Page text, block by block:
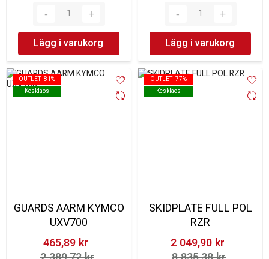
Lägg i varukorg Lägg i varukorg
OUTLET -81%
Kesklaos
OUTLET -81%
Kesklaos
GUARDS AARM KYMCO
UXV700
465,89 kr‎
OUTLET -77%
Kesklaos
OUTLET -77%
Kesklaos
SKIDPLATE FULL POL
RZR
2 049,90 kr‎